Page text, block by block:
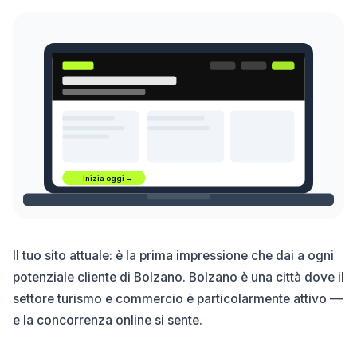
Inizia oggi →
Il tuo sito attuale: è la prima impressione che dai a ogni
potenziale cliente di Bolzano. Bolzano è una città dove il
settore turismo e commercio è particolarmente attivo —
e la concorrenza online si sente.